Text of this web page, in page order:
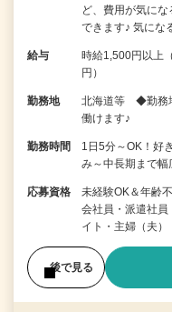
ど、費用が気に
できます♪ 気にな
給与
時給1,500円以上
円）
勤務地
北海道等 ◆勤務
働けます♪
勤務時間
1日5分～OK！好
み～中長期まで幅
応募資格
未経験OK＆年齢
会社員・派遣社
イト・主婦（夫
後で見る